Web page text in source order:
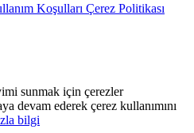
Koşulları Çerez Politikası
sunmak için çerezler
devam ederek çerez kullanımını
bilgi